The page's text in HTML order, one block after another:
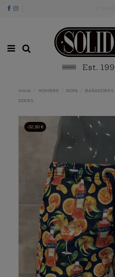
Inicio HOMBRE ROPA BAÑADORES
DOCKS
-32,50 €